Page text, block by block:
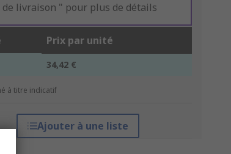
de livraison " pour plus de détails
Prix par unité
34,42 €
à titre indicatif
Ajouter à une liste